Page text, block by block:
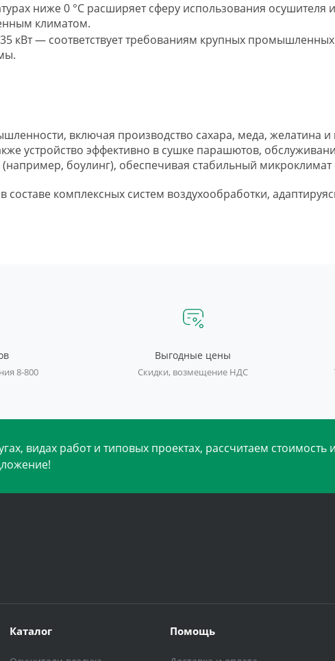
ниже 0 °С расширяет сферу использования осушителя
климатом.
кВт — соответствует требованиям крупных
включая производство сахара, меда, желатина и
устройство эффективно в сушке парашютов,
боулинг), обеспечивая стабильный
комплексных систем воздухообработки,
8-800
Выгодные цены
Скидки, возмещение НДС
видах работ и типовых проектах, рассчитаем стоимость и
Каталог Помощь